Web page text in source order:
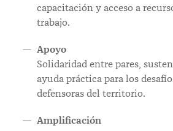
capacitación y acceso a
trabajo.
Apoyo
Solidaridad entre pares,
ayuda práctica para los
defensoras del territorio.
Amplificación